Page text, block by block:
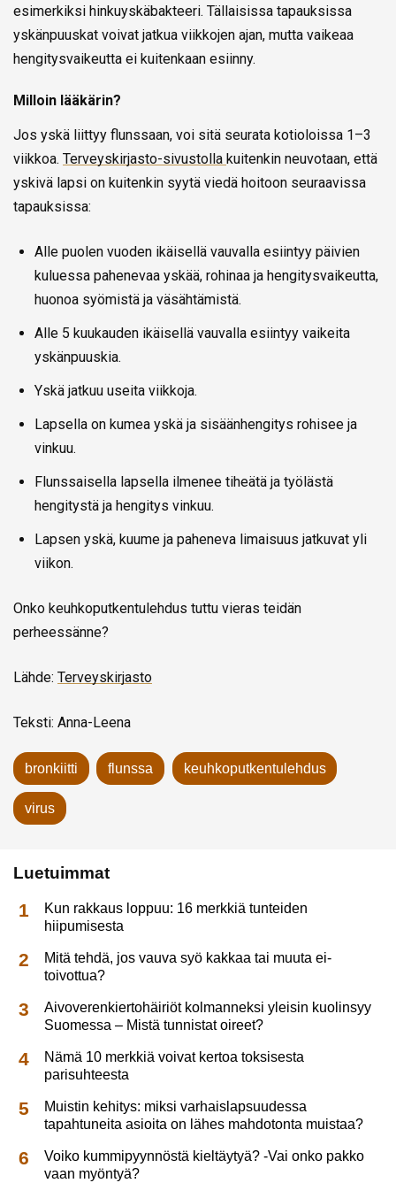
esimerkiksi hinkuyskäbakteeri. Tällaisissa tapauksissa
yskänpuuskat voivat jatkua viikkojen ajan, mutta vaikeaa
hengitysvaikeutta ei kuitenkaan esiinny.
Milloin lääkärin?
Jos yskä liittyy flunssaan, voi sitä seurata kotioloissa 1–3
viikkoa. Terveyskirjasto-sivustolla kuitenkin neuvotaan, että
yskivä lapsi on kuitenkin syytä viedä hoitoon seuraavissa
tapauksissa:
Alle puolen vuoden ikäisellä vauvalla esiintyy päivien
kuluessa pahenevaa yskää, rohinaa ja hengitysvaikeutta,
huonoa syömistä ja väsähtämistä.
Alle 5 kuukauden ikäisellä vauvalla esiintyy vaikeita
yskänpuuskia.
Yskä jatkuu useita viikkoja.
Lapsella on kumea yskä ja sisäänhengitys rohisee ja
vinkuu.
Flunssaisella lapsella ilmenee tiheätä ja työlästä
hengitystä ja hengitys vinkuu.
Lapsen yskä, kuume ja paheneva limaisuus jatkuvat yli
viikon.
Onko keuhkoputkentulehdus tuttu vieras teidän
perheessänne?
Lähde: Terveyskirjasto
Teksti: Anna-Leena
bronkiitti flunssa keuhkoputkentulehdus
virus
Luetuimmat
Kun rakkaus loppuu: 16 merkkiä tunteiden
hiipumisesta
Mitä tehdä, jos vauva syö kakkaa tai muuta ei-
toivottua?
Aivoverenkiertohäiriöt kolmanneksi yleisin kuolinsyy
Suomessa – Mistä tunnistat oireet?
Nämä 10 merkkiä voivat kertoa toksisesta
parisuhteesta
Muistin kehitys: miksi varhaislapsuudessa
tapahtuneita asioita on lähes mahdotonta muistaa?
Voiko kummipyynnöstä kieltäytyä? -Vai onko pakko
vaan myöntyä?